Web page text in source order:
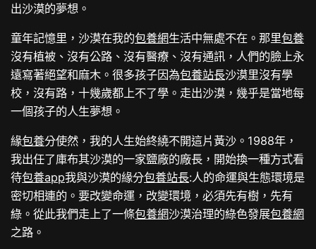
出沙漠的夢想。
童年記憶里，沙漠在我的包養網生活中無處不在。那里包養
沒有植被、沒有公路、沒有醫療、沒有通訊，人們的臉上永
遠寫著絕望和麻木。很多孩子因為包養站長沙漠里沒有學
校，沒有路，十幾歲都上不了學。走出沙漠，幾乎是當地每
一個孩子的人生夢想。
緣包養分使然，我的人生始終繞不開這片黃沙。1988年，
我出任了庫布其沙漠的一家鹽廠的廠長，開始換一種方式看
待包養app我與沙漠的緣分包養站長:人的命運與生態環境是
密切相連的。要改變命運，改變環境，必須先有樹，先有
綠。從此我們走上了一條包養網沙漠治理的綠色發展包養網
之路。